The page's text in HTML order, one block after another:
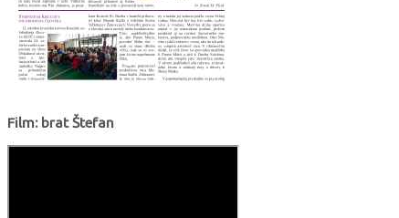
Film: brat Štefan